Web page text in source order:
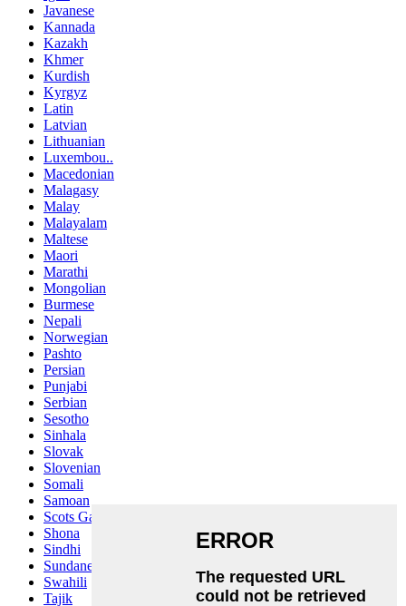
Javanese
Kannada
Kazakh
Khmer
Kurdish
Kyrgyz
Latin
Latvian
Lithuanian
Luxembou..
Macedonian
Malagasy
Malay
Malayalam
Maltese
Maori
Marathi
Mongolian
Burmese
Nepali
Norwegian
Pashto
Persian
Punjabi
Serbian
Sesotho
Sinhala
Slovak
Slovenian
Somali
Samoan
Scots Gaelic
Shona
Sindhi
Sundanese
Swahili
Tajik